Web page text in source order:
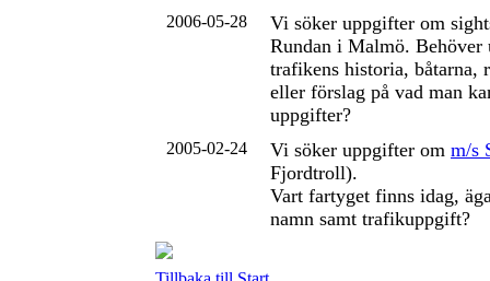
2006-05-28
Vi söker uppgifter om
Rundan i Malmö. Behöver
trafikens historia, båtarna,
eller förslag på vad man
uppgifter?
2005-02-24 Vi söker uppgifter om m/s
Fjordtroll).
Vart fartyget finns idag,
namn samt trafikuppgift?